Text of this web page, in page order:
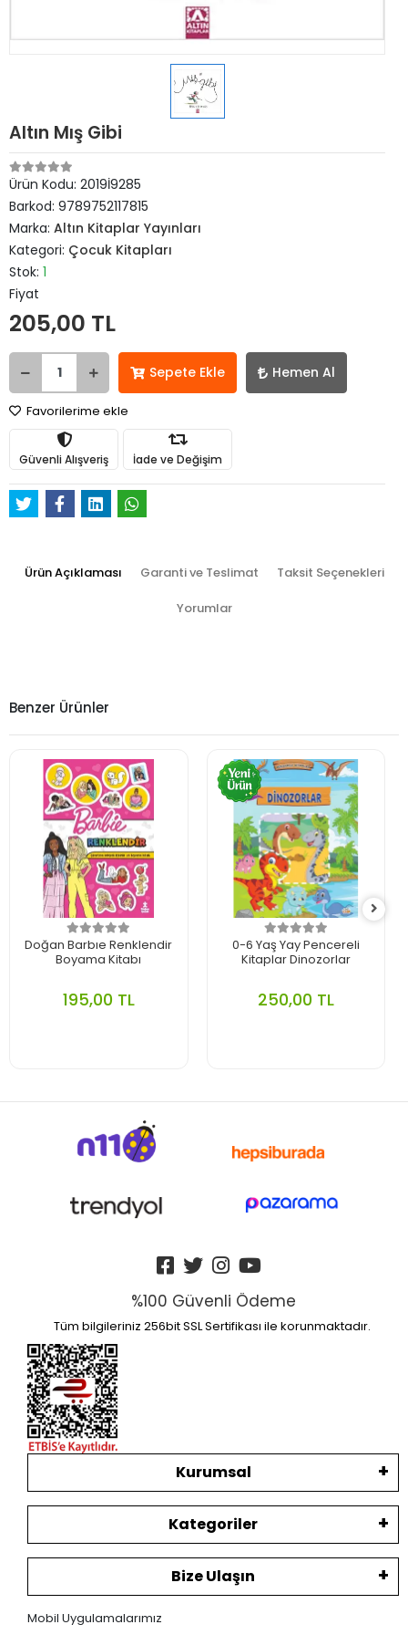
Altın Mış Gibi
Ürün Kodu: 2019İ9285
Barkod: 9789752117815
Marka: Altın Kitaplar Yayınları
Kategori: Çocuk Kitapları
Stok: 1
Fiyat
205,00 TL
Sepete Ekle Hemen Al
Favorilerime ekle
Güvenli Alışveriş İade ve Değişim
Ürün Açıklaması Garanti ve Teslimat Taksit Seçenekleri
Yorumlar
Benzer Ürünler
Doğan Barbıe Renklendir
Boyama Kitabı
195,00 TL
0-6 Yaş Yay Pencereli
Kitaplar Dinozorlar
250,00 TL
%100 Güvenli Ödeme
Tüm bilgileriniz 256bit SSL Sertifikası ile korunmaktadır.
Kurumsal
Kategoriler
Bize Ulaşın
Mobil Uygulamalarımız